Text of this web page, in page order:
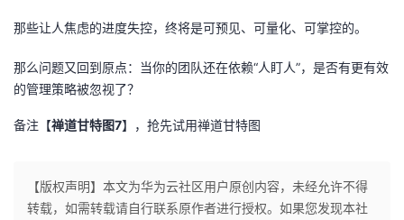
那些让人焦虑的进度失控，终将是可预见、可量化、可掌控的。
那么问题又回到原点：当你的团队还在依赖“人盯人”，是否有更有效
的管理策略被忽视了？
备注【禅道甘特图7】，抢先试用禅道甘特图
【版权声明】本文为华为云社区用户原创内容，未经允许不得
转载，如需转载请自行联系原作者进行授权。如果您发现本社